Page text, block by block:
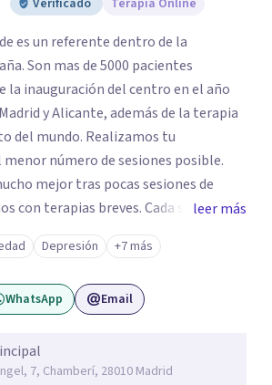
Verificado Terapia Online
es un referente dentro de la
Son mas de 5000 pacientes
la inauguración del centro en el año
y Alicante, además de la terapia
Realizamos tu
número de sesiones posible.
mejor tras pocas sesiones de
con terapias breves. Cada sesión de
de utilidad y te ayudará a conseguir
nuestras especialidades destaca la
sexual, así como el tratamiento de
obsesiones, ansiedad , estrés,
de hipnosis regresiva para el
del Alma".
leer más
Depresión +7 más
WhatsApp Email
7, Chamberí, 28010 Madrid